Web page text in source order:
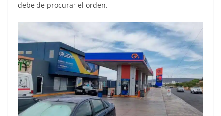
debe de procurar el orden.